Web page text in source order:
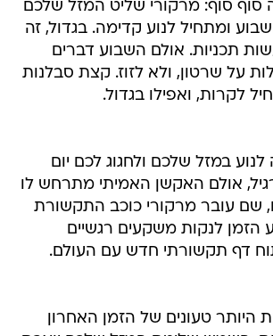
סוף סוף: מרקורי שליט המזל שלכם
ומתחיל לנוע קדימה. בגדול, זה
תכניות. אולם השבוע דברים
על שרטון, ולא לזוז. קצת סבלנות
לקרות, ואפילו בגדול.
במזל שלכם ולחגוג לכם יום
אולם האקשן האמיתי מתרחש לו
שם עובר מרקורי כוכב התקשורת
הזמן לנקות משקעים רגשיים
דף תקשורתי חדש עם העולם.
היותר טעונים של הזמן האחרון